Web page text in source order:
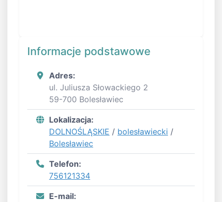
Informacje podstawowe
Adres:
ul. Juliusza Słowackiego 2
59-700 Bolesławiec
Lokalizacja:
DOLNOŚLĄSKIE / bolesławiecki /
Bolesławiec
Telefon:
756121334
E-mail: